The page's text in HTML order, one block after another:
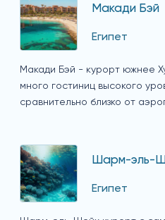
Макади Бэй
Египет
Макади Бэй - курорт южнее
много гостиниц высокого
сравнительно близко от
Шарм-эль-
Египет